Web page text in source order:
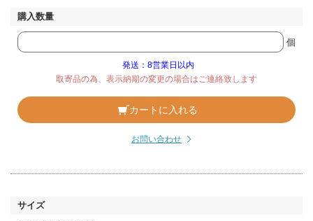
個
発送：8営業日以内
取寄品の為、表示納期の変更の場合はご連絡致します
カートに入れる
お問い合わせ